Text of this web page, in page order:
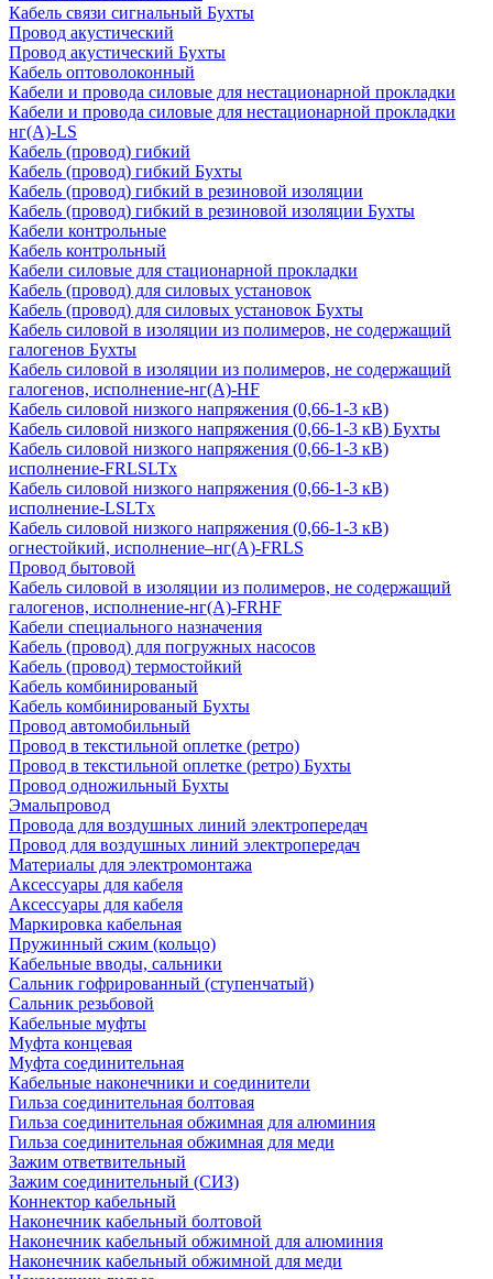
Кабель связи сигнальный Бухты
Провод акустический
Провод акустический Бухты
Кабель оптоволоконный
Кабели и провода силовые для нестационарной прокладки
Кабели и провода силовые для нестационарной прокладки
нг(А)-LS
Кабель (провод) гибкий
Кабель (провод) гибкий Бухты
Кабель (провод) гибкий в резиновой изоляции
Кабель (провод) гибкий в резиновой изоляции Бухты
Кабели контрольные
Кабель контрольный
Кабели силовые для стационарной прокладки
Кабель (провод) для силовых установок
Кабель (провод) для силовых установок Бухты
Кабель силовой в изоляции из полимеров, не содержащий
галогенов Бухты
Кабель силовой в изоляции из полимеров, не содержащий
галогенов, исполнение-нг(А)-HF
Кабель силовой низкого напряжения (0,66-1-3 кВ)
Кабель силовой низкого напряжения (0,66-1-3 кВ) Бухты
Кабель силовой низкого напряжения (0,66-1-3 кВ)
исполнение-FRLSLTx
Кабель силовой низкого напряжения (0,66-1-3 кВ)
исполнение-LSLTx
Кабель силовой низкого напряжения (0,66-1-3 кВ)
огнестойкий, исполнение–нг(А)-FRLS
Провод бытовой
Кабель силовой в изоляции из полимеров, не содержащий
галогенов, исполнение-нг(А)-FRHF
Кабели специального назначения
Кабель (провод) для погружных насосов
Кабель (провод) термостойкий
Кабель комбинированый
Кабель комбинированый Бухты
Провод автомобильный
Провод в текстильной оплетке (ретро)
Провод в текстильной оплетке (ретро) Бухты
Провод одножильный Бухты
Эмальпровод
Провода для воздушных линий электропередач
Провод для воздушных линий электропередач
Материалы для электромонтажа
Аксессуары для кабеля
Аксессуары для кабеля
Маркировка кабельная
Пружинный сжим (кольцо)
Кабельные вводы, сальники
Сальник гофрированный (ступенчатый)
Сальник резьбовой
Кабельные муфты
Муфта концевая
Муфта соединительная
Кабельные наконечники и соединители
Гильза соединительная болтовая
Гильза соединительная обжимная для алюминия
Гильза соединительная обжимная для меди
Зажим ответвительный
Зажим соединительный (СИЗ)
Коннектор кабельный
Наконечник кабельный болтовой
Наконечник кабельный обжимной для алюминия
Наконечник кабельный обжимной для меди